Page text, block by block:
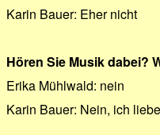
Karin Bauer: Eher nicht
Hören Sie Musik dabei?
Erika Mühlwald: nein
Karin Bauer: Nein, ich